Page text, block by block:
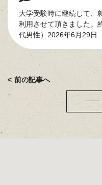
大学受験時に継続して、
利用させて頂きました。
代男性）2026年6月29日
前の記事へ